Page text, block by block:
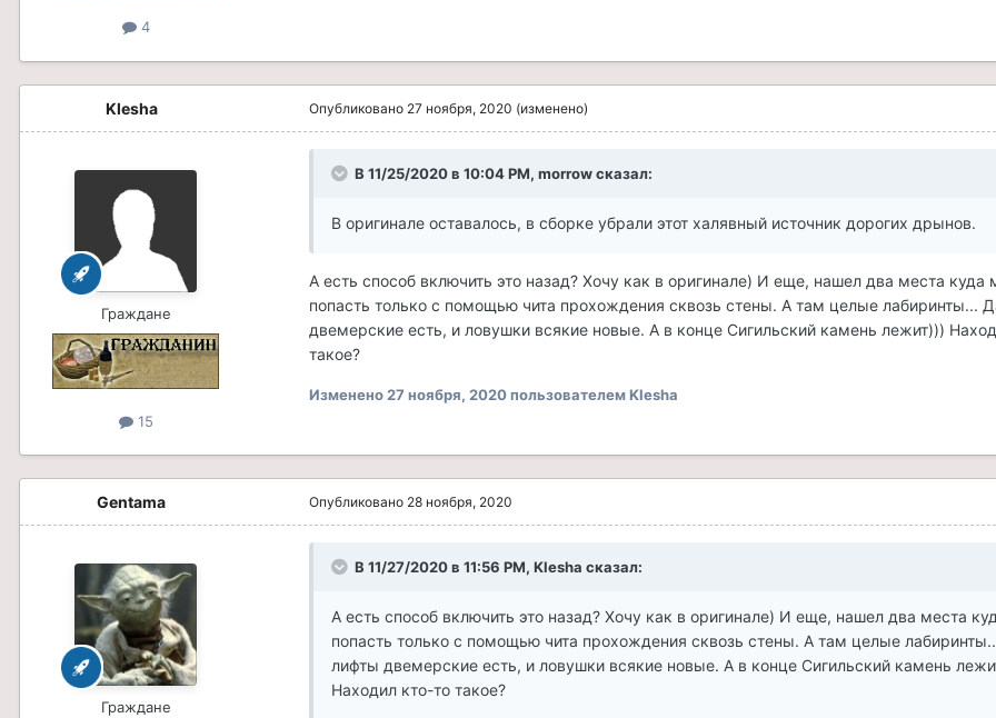
4
Klesha
Граждане
15
Опубликовано 27 ноября, 2020 (изменено)
В 11/25/2020 в 10:04 PM, morrow сказал:
В оригинале оставалось, в сборке убрали этот халявный источник дорогих дрынов.
А есть способ включить это назад? Хочу как в оригинале) И еще, нашел два места куда
попасть только с помощью чита прохождения сквозь стены. А там целые лабиринты...
двемерские есть, и ловушки всякие новые. А в конце Сигильский камень лежит)))
такое?
Изменено 27 ноября, 2020пользователем Klesha
Gentama
Граждане
Опубликовано 28 ноября, 2020
В 11/27/2020 в 11:56 PM, Klesha сказал:
А есть способ включить это назад? Хочу как в оригинале) И еще, нашел два места
попасть только с помощью чита прохождения сквозь стены. А там целые
лифты двемерские есть, и ловушки всякие новые. А в конце Сигильский камень
Находил кто-то такое?